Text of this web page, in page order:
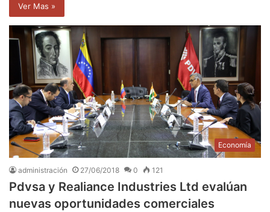
Ver Mas »
Economía
administración 27/06/2018 0 121
Pdvsa y Realiance Industries Ltd evalúan
nuevas oportunidades comerciales